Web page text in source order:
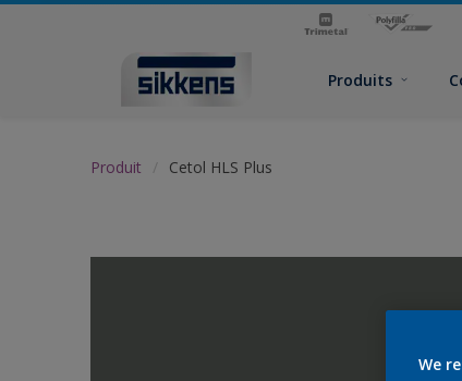
Produits
Produit Cetol HLS Plus
We